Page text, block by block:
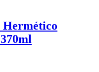
Hermético